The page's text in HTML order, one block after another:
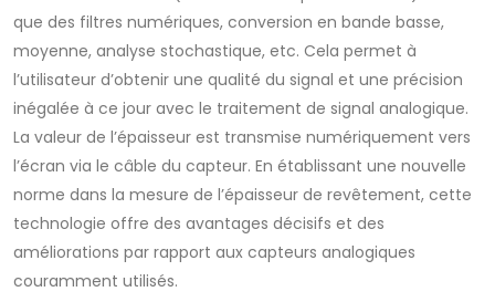
que des filtres numériques, conversion en bande basse,
moyenne, analyse stochastique, etc. Cela permet à
l’utilisateur d’obtenir une qualité du signal et une précision
inégalée à ce jour avec le traitement de signal analogique.
La valeur de l’épaisseur est transmise numériquement vers
l’écran via le câble du capteur. En établissant une nouvelle
norme dans la mesure de l’épaisseur de revêtement, cette
technologie offre des avantages décisifs et des
améliorations par rapport aux capteurs analogiques
couramment utilisés.